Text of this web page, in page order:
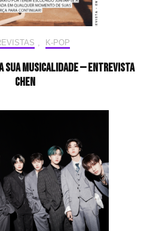
, K-POP
sua musicalidade — Entrevista
CHEN